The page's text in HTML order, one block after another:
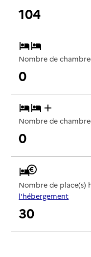
104
Nombre de
0
Nombre de
0
Nombre de place(s)
l'hébergement
30